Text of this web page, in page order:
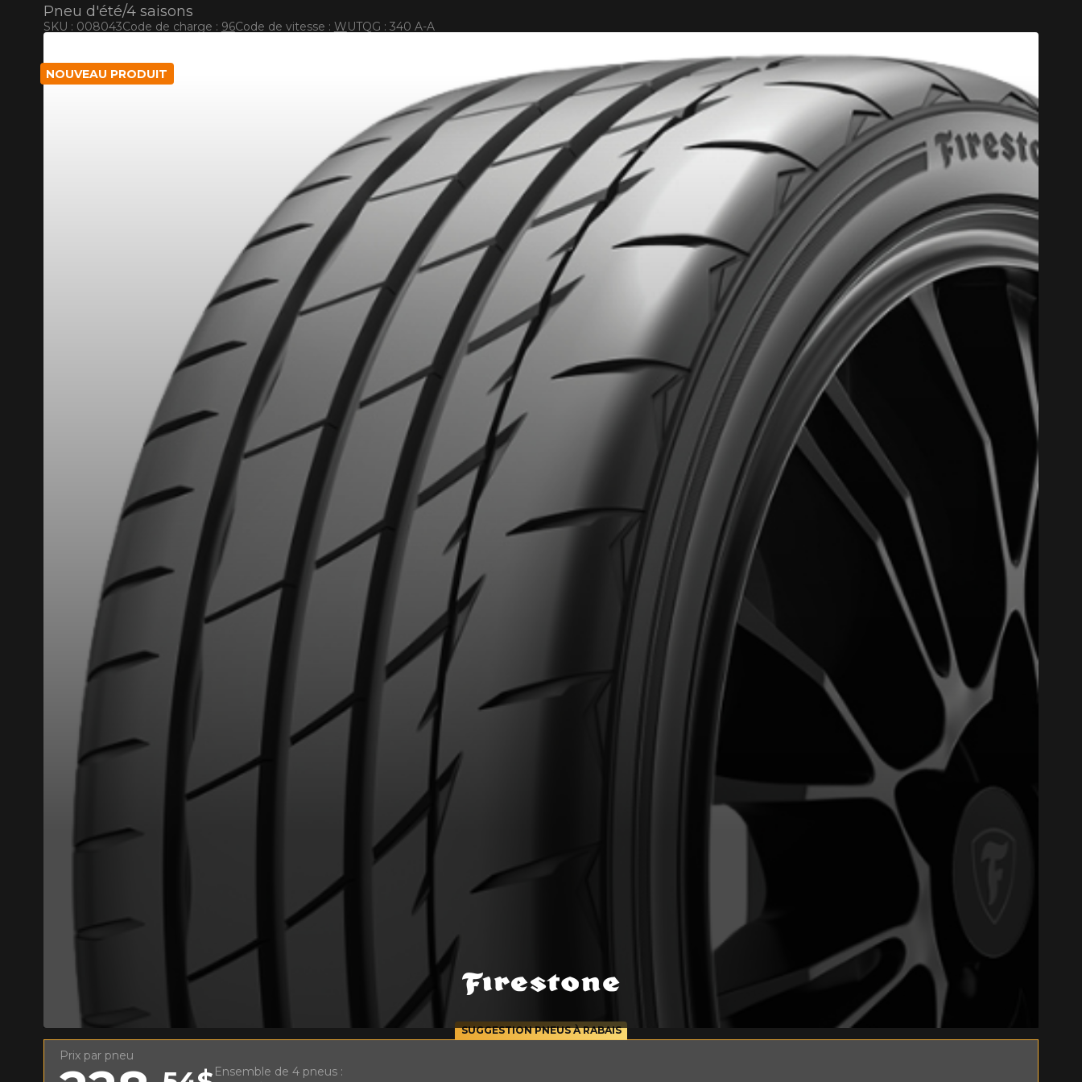
Pneu d'été/4 saisons
SKU : 008043Code de charge : 96Code de vitesse : WUTQG : 340 A-A
NOUVEAU PRODUIT
SUGGESTION PNEUS À RABAIS
Prix par pneu
Ensemble de 4 pneus :
RABAIS10
AJOUTER UN AVIS
Close
Votre avis concernant le FIREHAWK INDY 500 V2
Votre véhicule